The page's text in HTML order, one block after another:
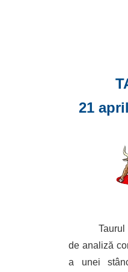
21
de analiză
a unei